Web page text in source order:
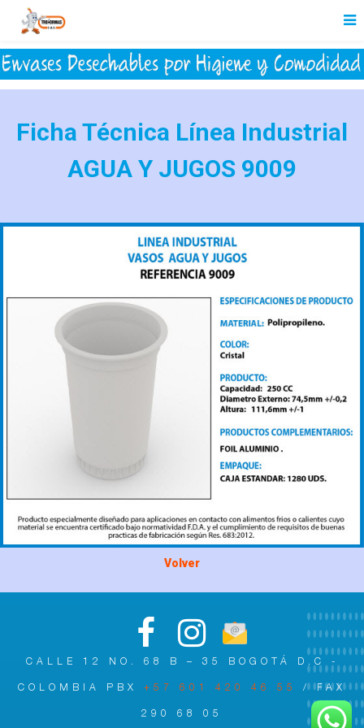
Ficha Técnica Línea Industrial
AGUA Y JUGOS 9009
Volver
CALLE 12 NO. 68 B – 35 BOGOTÁ D.C -
COLOMBIA PBX +57 601 420 46 55 / FAX
290 68 05